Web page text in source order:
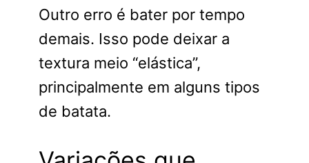
Outro erro é bater por tempo
demais. Isso pode deixar a
textura meio “elástica”,
principalmente em alguns tipos
de batata.